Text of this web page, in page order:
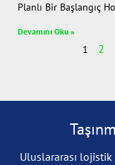
Planlı Bir Başlangıç
Devamını Oku »
1 2
Uluslararası